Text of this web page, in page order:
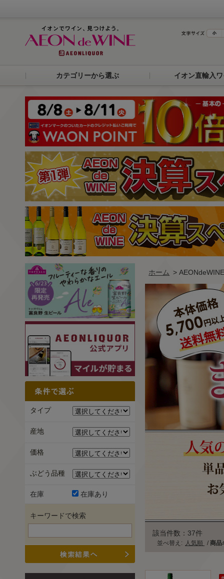
カテゴリーから選ぶ イオン直輸入
ホーム >
該当件数：37件
並べ替え: 人気順 / 商
タイプ
産地
価格
ぶどう品種
在庫 在庫あり
キーワードで検索